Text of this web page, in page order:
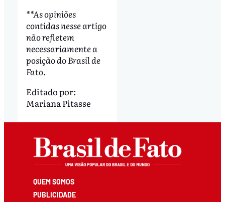
**As opiniões
contidas nesse artigo
não refletem
necessariamente a
posição do Brasil de
Fato.
Editado por:
Mariana Pitasse
QUEM SOMOS
PUBLICIDADE